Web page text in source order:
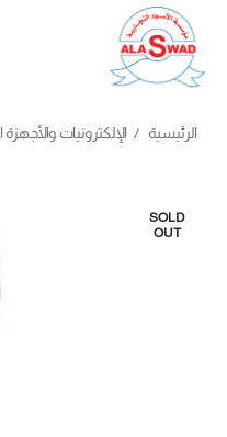
الرئيسية الإلكترونيات والأجهزة
SOLD
OUT